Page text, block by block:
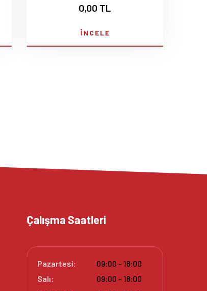
0,00 TL
İNCELE
Çalışma Saatleri
Pazartesi:
09:00 - 18:00
Salı:
09:00 - 18:00